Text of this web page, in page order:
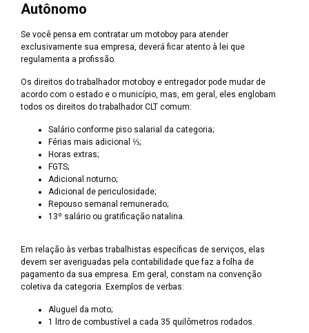
Autônomo
Se você pensa em contratar um motoboy para atender
exclusivamente sua empresa, deverá ficar atento à lei que
regulamenta a profissão.
Os direitos do trabalhador motoboy e entregador pode mudar de
acordo com o estado e o município, mas, em geral, eles englobam
todos os direitos do trabalhador CLT comum:
Salário conforme piso salarial da categoria;
Férias mais adicional ⅓;
Horas extras;
FGTS;
Adicional noturno;
Adicional de periculosidade;
Repouso semanal remunerado;
13º salário ou gratificação natalina.
Em relação às verbas trabalhistas específicas de serviços, elas
devem ser averiguadas pela contabilidade que faz a folha de
pagamento da sua empresa. Em geral, constam na convenção
coletiva da categoria. Exemplos de verbas:
Aluguel da moto;
1 litro de combustível a cada 35 quilômetros rodados.